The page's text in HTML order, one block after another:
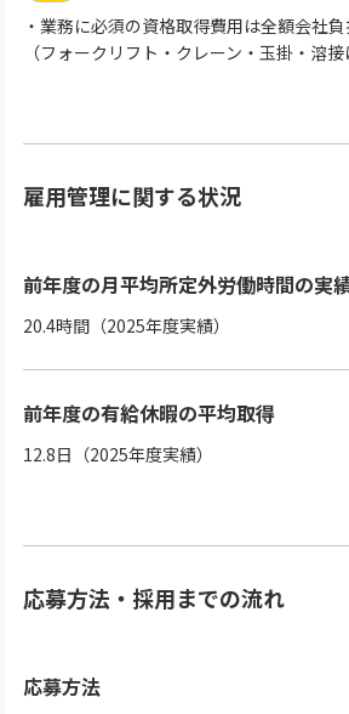
・業務に必須の資格取得費用は全額会社負
（フォークリフト・クレーン・玉掛・溶接
雇用管理に関する状況
前年度の月平均所定外労働時間の実
20.4時間（2025年度実績）
前年度の有給休暇の平均取得
12.8日（2025年度実績）
応募方法・採用までの流れ
応募方法